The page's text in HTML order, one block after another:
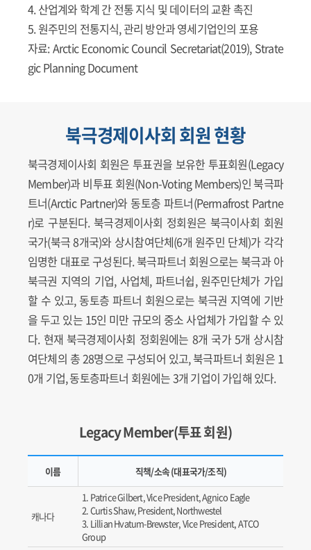
산업계와 학계 간 전통 지식 및 데이터의 교환 촉진
원주민의 전통지식, 관리 방안과 영세기업인의 포용
자료: Arctic Economic Council Secretariat(2019), Strate
gic Planning Document
북극경제이사회 회원 현황
북극경제이사회 회원은 투표권을 보유한 투표회원(Legacy
Member)과 비투표 회원(Non-Voting Members)인 북극파
트너(Arctic Partner)와 동토층 파트너(Permafrost Partne
r)로 구분된다. 북극경제이사회 정회원은 북극이사회 회원
국가(북극 8개국)와 상시참여단체(6개 원주민 단체)가 각각
임명한 대표로 구성된다. 북극파트너 회원으로는 북극과 아
북극권 지역의 기업, 사업체, 파트너쉽, 원주민단체가 가입
할 수 있고, 동토층 파트너 회원으로는 북극권 지역에 기반
을 두고 있는 15인 미만 규모의 중소 사업체가 가입할 수 있
다. 현재 북극경제이사회 정회원에는 8개 국가 5개 상시참
여단체의 총 28명으로 구성되어 있고, 북극파트너 회원은 1
0개 기업, 동토층파트너 회원에는 3개 기업이 가입해 있다.
Legacy Member(투표 회원)
이름 직책/소속 (대표국가/조직)
캐나다
Patrice Gilbert, Vice President, Agnico Eagle
Curtis Shaw, President, Northwestel
Lillian Hvatum-Brewster, Vice President, ATCO
Group